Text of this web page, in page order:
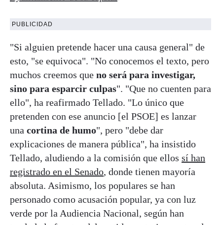
PUBLICIDAD
"Si alguien pretende hacer una causa general" de
esto, "se equivoca". "No conocemos el texto, pero
muchos creemos que no será para investigar,
sino para esparcir culpas". "Que no cuenten para
ello", ha reafirmado Tellado. "Lo único que
pretenden con ese anuncio [el PSOE] es lanzar
una cortina de humo", pero "debe dar
explicaciones de manera pública", ha insistido
Tellado, aludiendo a la comisión que ellos sí han
registrado en el Senado, donde tienen mayoría
absoluta. Asimismo, los populares se han
personado como acusación popular, ya con luz
verde por la Audiencia Nacional, según han